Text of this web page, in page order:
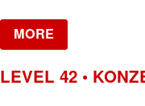
MORE
LEVEL 42 •